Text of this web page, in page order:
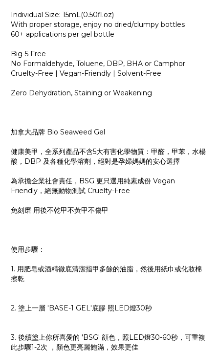
Individual Size: 15mL(0.50fl.oz)
With proper storage, enjoy no dried/clumpy bottles
60+ applications per gel bottle
Big-5 Free
No Formaldehyde, Toluene, DBP, BHA or Camphor
Cruelty-Free | Vegan-Friendly | Solvent-Free
Zero Dehydration, Staining or Weakening
加拿大品牌 Bio Seaweed Gel
健康美甲，全系列產品不含5大有害化學物質：甲醛，甲苯，水楊
酸，DBP 及各種化學溶劑，絕對是孕婦媽媽的安心選擇
為承擔企業社會責任，BSG 更只選用純素成份 Vegan
Friendly，絕無動物測試 Cruelty-Free
免刻磨 用後不乾甲不黃甲不傷甲
使用步驟：
1. 用肥皂或酒精徹底清潔指甲多餘的油脂，然後用紙巾或化妝棉
擦乾
2. 塗上一層 'BASE-1 GEL'底膠 照LED燈30秒
3. 後續塗上你所喜愛的 'BSG' 顔色，照LED燈30-60秒，可重複
此步驟1-2次 ，顏色更亮麗飽滿，效果更佳